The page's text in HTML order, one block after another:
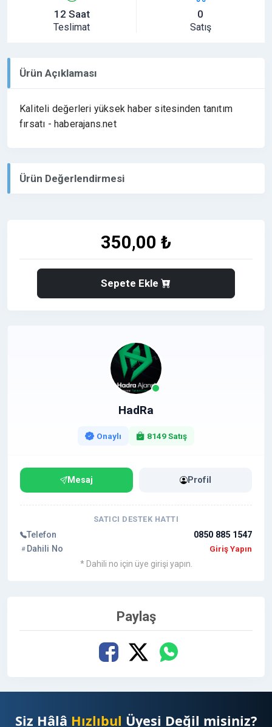
12 Saat
Teslimat
0
Satış
Ürün Açıklaması
Kaliteli değerleri yüksek haber sitesinden tanıtım
fırsatı - haberajans.net
Ürün Değerlendirmesi
350,00 ₺
Sepete Ekle
HadRa
Onaylı 8149 Satış
Mesaj Profil
SATICI DESTEK HATTI
Telefon
0850 885 1547
Dahili No
Giriş Yapın
* Dahili no için üye girişi yapın.
Paylaş
Siz Hâlâ Hızlıbul Üyesi Değil misiniz?